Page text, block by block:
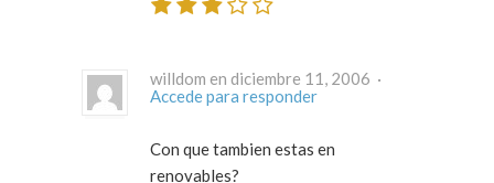
willdom en diciembre 11, 2006 ·
Accede para responder
Con que tambien estas en
renovables?